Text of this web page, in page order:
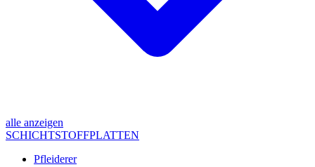
alle anzeigen
SCHICHTSTOFFPLATTEN
Pfleiderer